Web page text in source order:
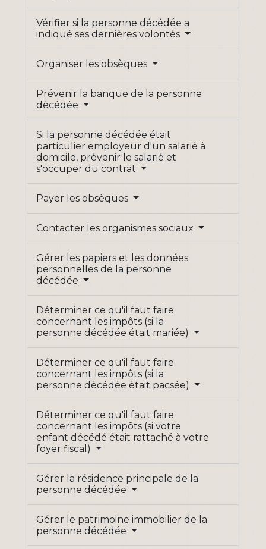
Vérifier si la personne décédée a
indiqué ses dernières volontés
Organiser les obsèques
Prévenir la banque de la personne
décédée
Si la personne décédée était
particulier employeur d'un salarié à
domicile, prévenir le salarié et
s'occuper du contrat
Payer les obsèques
Contacter les organismes sociaux
Gérer les papiers et les données
personnelles de la personne
décédée
Déterminer ce qu'il faut faire
concernant les impôts (si la
personne décédée était mariée)
Déterminer ce qu'il faut faire
concernant les impôts (si la
personne décédée était pacsée)
Déterminer ce qu'il faut faire
concernant les impôts (si votre
enfant décédé était rattaché à votre
foyer fiscal)
Gérer la résidence principale de la
personne décédée
Gérer le patrimoine immobilier de la
personne décédée